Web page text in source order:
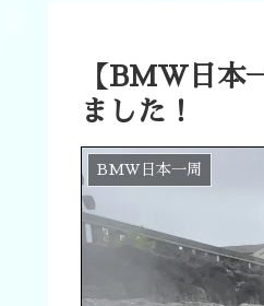
【BMW日本
ました！
BMW日本一周